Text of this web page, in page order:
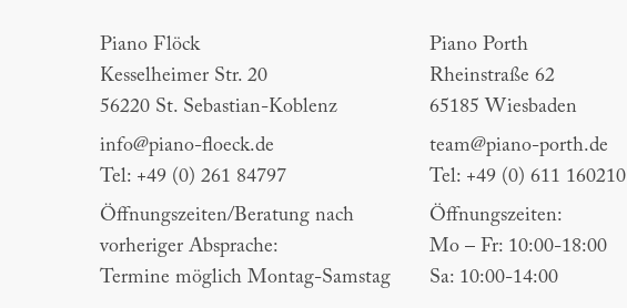
Piano Flöck
Kesselheimer Str. 20
56220 St. Sebastian-Koblenz
info@piano-floeck.de
Tel: +49 (0) 261 84797
Öffnungszeiten/Beratung nach
vorheriger Absprache:
Termine möglich Montag-Samstag
Piano Porth
Rheinstraße 62
65185 Wiesbaden
team@piano-porth.de
Tel: +49 (0) 611 160210
Öffnungszeiten:
Mo – Fr: 10:00-18:00
Sa: 10:00-14:00